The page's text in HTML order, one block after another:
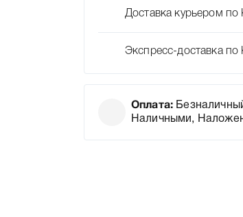
Доставка курьером по
Экспресс-доставка по
Оплата:
Наличными,